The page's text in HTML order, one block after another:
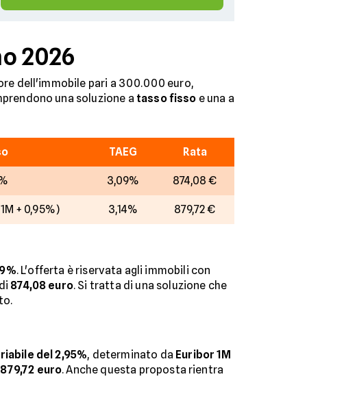
2026
dell'immobile pari a 300.000 euro,
una soluzione a tasso fisso e una a
TAEG Rata
3,09% 874,08 €
+ 0,95%) 3,14% 879,72 €
. L'offerta è riservata agli immobili con
874,08 euro. Si tratta di una soluzione che
del 2,95%, determinato da Euribor 1M
879,72 euro. Anche questa proposta rientra